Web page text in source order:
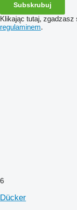
Subskrubuj
Klikając tutaj, zgadzasz
regulaminem.
6
Dücker